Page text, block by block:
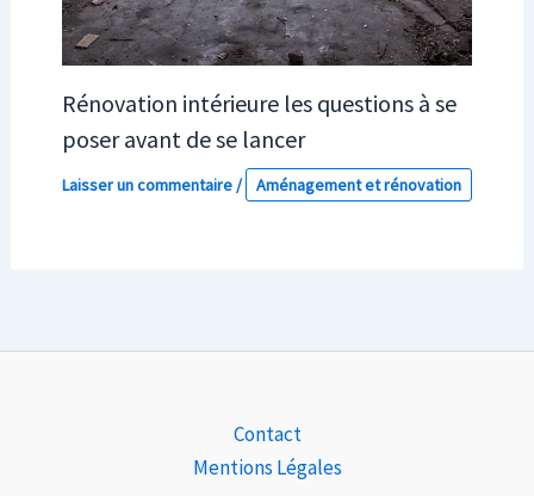
Rénovation intérieure les questions à se
poser avant de se lancer
Laisser un commentaire/ Aménagement et rénovation
Contact
Mentions Légales